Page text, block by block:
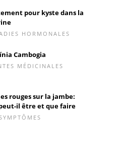
pour kyste dans la
HORMONALES
Cambogia
MÉDICINALES
rouges sur la jambe:
il être et que faire